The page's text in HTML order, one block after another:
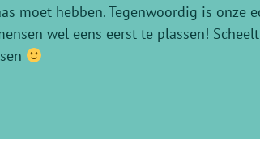
moet hebben. Tegenwoordig is onze
wel eens eerst te plassen!